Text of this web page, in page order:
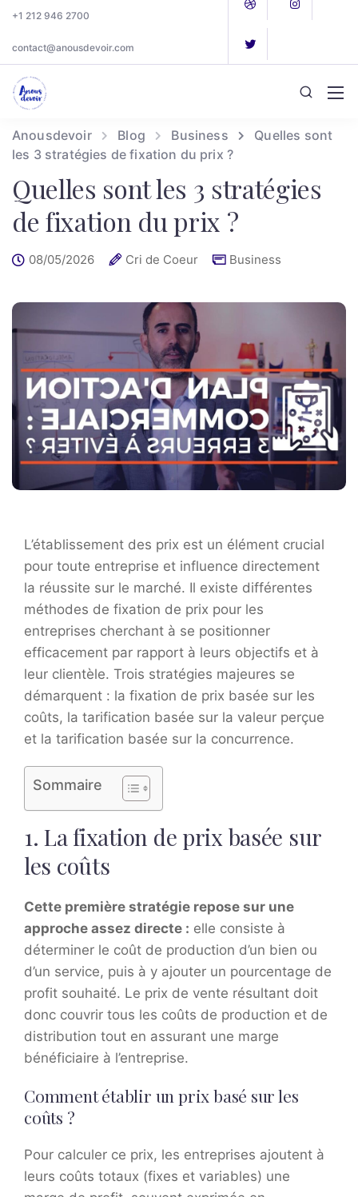
+1 212 946 2700
contact@anousdevoir.com
Anousdevoir Blog Business
Quelles sont
les 3 stratégies de fixation du prix ?
Quelles sont les 3 stratégies
de fixation du prix ?
08/05/2026 Cri de Coeur Business
L’établissement des prix est un élément crucial
pour toute entreprise et influence directement
la réussite sur le marché. Il existe différentes
méthodes de fixation de prix pour les
entreprises cherchant à se positionner
efficacement par rapport à leurs objectifs et à
leur clientèle. Trois stratégies majeures se
démarquent : la fixation de prix basée sur les
coûts, la tarification basée sur la valeur perçue
et la tarification basée sur la concurrence.
Sommaire
1. La fixation de prix basée sur
les coûts
Cette première stratégie repose sur une
approche assez directe : elle consiste à
déterminer le coût de production d’un bien ou
d’un service, puis à y ajouter un pourcentage de
profit souhaité. Le prix de vente résultant doit
donc couvrir tous les coûts de production et de
distribution tout en assurant une marge
bénéficiaire à l’entreprise.
Comment établir un prix basé sur les
coûts ?
Pour calculer ce prix, les entreprises ajoutent à
leurs coûts totaux (fixes et variables) une